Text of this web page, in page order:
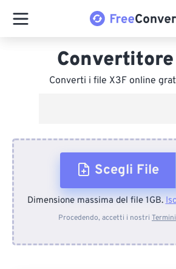
Converti i file X3F online
Scegli File
Dal dispositivo
Dimensione massima del file 1GB.
Procedendo, accetti i nostri